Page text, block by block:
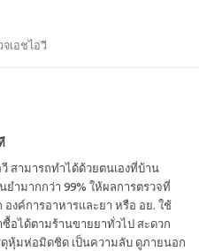
สามารถทำได้ด้วยตนเองที่บ้าน
ำมากกว่า 99% ให้ผลการตรวจที่
งค์การอาหารและยา หรือ อย. ใช้
อได้ตามร้านขายยาทั่วไป สะดวก
ดุหุ้มห่อมิดชิด เป็นความลับ ดูภายนอก